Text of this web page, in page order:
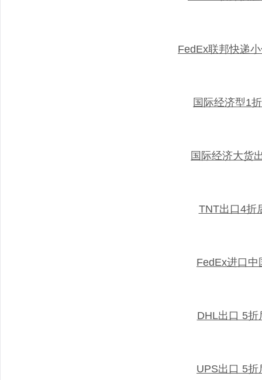
FedEx联邦快递
国际经济型1
国际经济大货
TNT出口4折
FedEx进口中
DHL出口 5折
UPS出口 5折